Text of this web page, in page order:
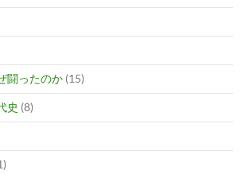
闘ったのか (15)
史 (8)